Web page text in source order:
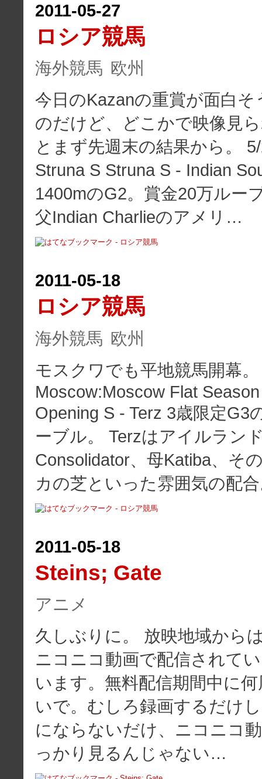
2011-05-27
ロシア競馬
海外競馬 欧州
今日のKazanの重賞が面白
のだけど、どこかで映像見
とまず先週末の結果から。
Struna S Struna S - Indian
1400mのG2。賞金20万ルー
父Indian Charlieのアメリ…
2011-05-18
ロシア競馬
海外競馬 欧州
モスクワでも平地競馬開幕
Moscow:Moscow Flat
Opening S - Terz 3歳限定G3
ーブル。 Terzはアイルラン
Consolidator、母Katiba、そ
カの芝といった雰囲気の配
2011-05-18
Steins; Gate
アニメ
久しぶりに。 放映地域から
ニコニコ動画で配信されて
います。無料配信期間中に
いで。むしろ録画するだけ
にならないだけ、ニコニコ
っかり見るんじゃない…